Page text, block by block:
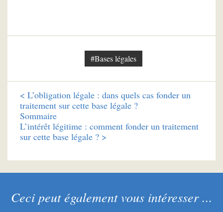
#Bases légales
< L’obligation légale : dans quels cas fonder un
traitement sur cette base légale ?
Sommaire
L’intérêt légitime : comment fonder un traitement
sur cette base légale ? >
Ceci peut également vous intéresser ...